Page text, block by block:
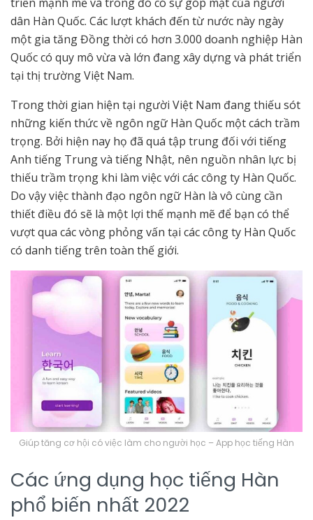
dân Hàn Quốc. Các lượt khách đến từ nước này ngày
một gia tăng Đồng thời có hơn 3.000 doanh nghiệp Hàn
Quốc có quy mô vừa và lớn đang xây dựng và phát triển
tại thị trường Việt Nam.
Trong thời gian hiện tại người Việt Nam đang thiếu sót
những kiến thức về ngôn ngữ Hàn Quốc một cách trầm
trọng. Bởi hiện nay họ đã quá tập trung đối với tiếng
Anh tiếng Trung và tiếng Nhật, nên nguồn nhân lực bị
thiếu trầm trọng khi làm việc với các công ty Hàn Quốc.
Do vậy việc thành đạo ngôn ngữ Hàn là vô cùng cần
thiết điều đó sẽ là một lợi thế mạnh mẽ để bạn có thể
vượt qua các vòng phỏng vấn tại các công ty Hàn Quốc
có danh tiếng trên toàn thế giới.
Giúp tăng cơ hội có việc làm cho người học – App học tiếng Hàn
Các ứng dụng học tiếng Hàn
phổ biến nhất 2022